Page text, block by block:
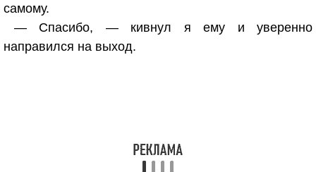
самому.
— Спасибо, — кивнул я ему и уверенно
направился на выход.